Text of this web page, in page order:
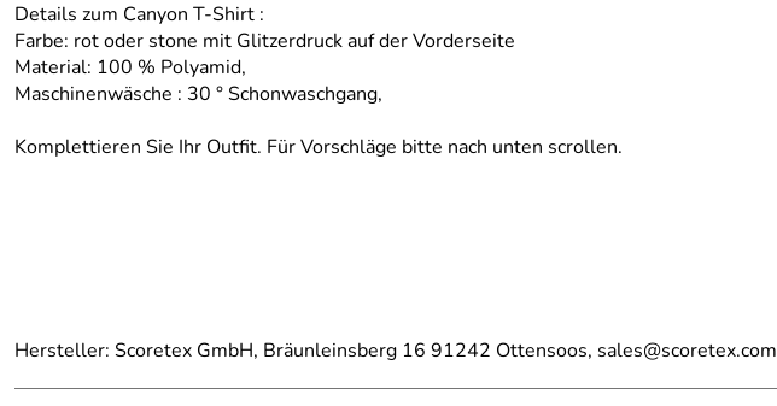
Details zum Canyon T-Shirt :
Farbe: rot oder stone mit Glitzerdruck auf der Vorderseite
Material: 100 % Polyamid,
Maschinenwäsche : 30 ° Schonwaschgang,
Komplettieren Sie Ihr Outfit. Für Vorschläge bitte nach unten scrollen.
Hersteller: Scoretex GmbH, Bräunleinsberg 16 91242 Ottensoos, sales@scoretex.com